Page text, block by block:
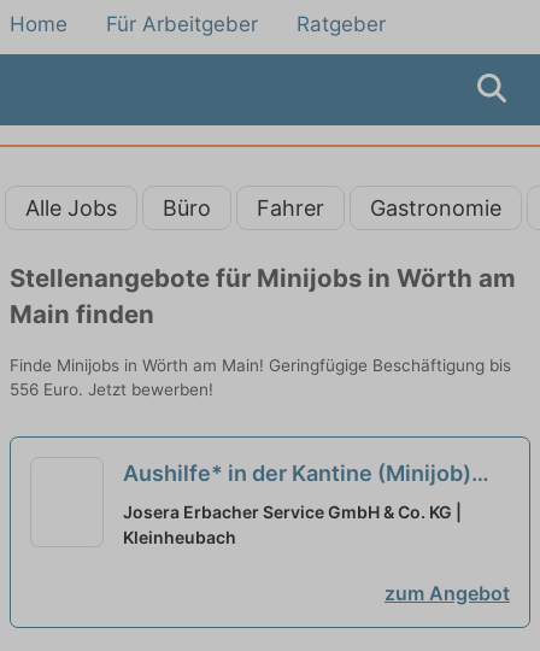
Home Für Arbeitgeber Ratgeber
Alle Jobs Büro Fahrer Gastronomie
Stellenangebote für Minijobs in Wörth am
Main finden
Finde Minijobs in Wörth am Main! Geringfügige Beschäftigung bis
556 Euro. Jetzt bewerben!
Aushilfe* in der Kantine (Minijob)
neu
Josera Erbacher Service GmbH & Co. KG |
Kleinheubach
zum Angebot